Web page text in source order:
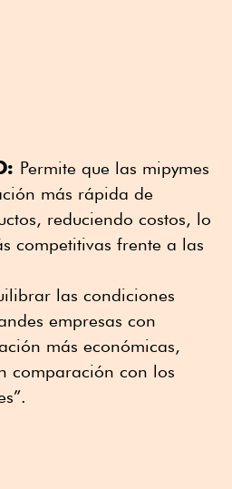
Permite que las mipymes
más rápida de
reduciendo costos, lo
competitivas frente a las
las condiciones
empresas con
más económicas,
comparación con los